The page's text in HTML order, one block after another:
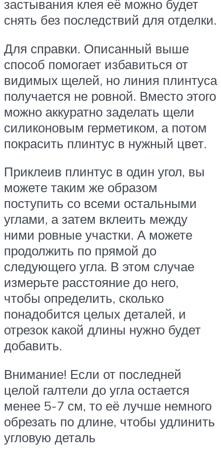
застывания клея её можно будет
снять без последствий для отделки.
Для справки. Описанный выше
способ помогает избавиться от
видимых щелей, но линия плинтуса
получается не ровной. Вместо этого
можно аккуратно заделать щели
силиконовым герметиком, а потом
покрасить плинтус в нужный цвет.
Приклеив плинтус в один угол, вы
можете таким же образом
поступить со всеми остальными
углами, а затем вклеить между
ними ровные участки. А можете
продолжить по прямой до
следующего угла. В этом случае
измерьте расстояние до него,
чтобы определить, сколько
понадобится целых деталей, и
отрезок какой длины нужно будет
добавить.
Внимание! Если от последней
целой галтели до угла остается
менее 5-7 см, то её лучше немного
обрезать по длине, чтобы удлинить
угловую деталь